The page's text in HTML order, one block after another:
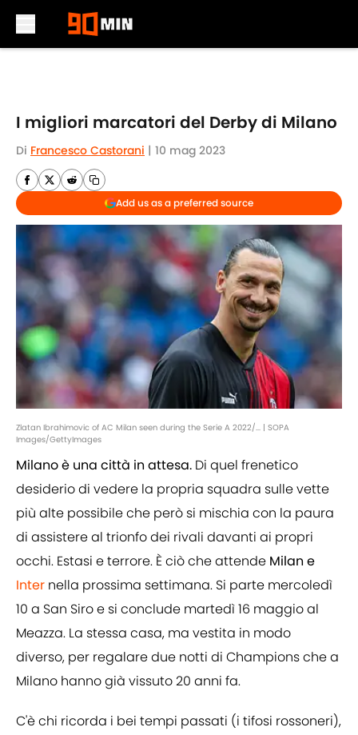
I migliori marcatori del Derby di Milano
Di Francesco Castorani | 10 mag 2023
Add us as a preferred source
Zlatan Ibrahimovic of AC Milan seen during the Serie A 2022/... | SOPA
Images/GettyImages
Milano è una città in attesa. Di quel frenetico
desiderio di vedere la propria squadra sulle vette
più alte possibile che però si mischia con la paura
di assistere al trionfo dei rivali davanti ai propri
occhi. Estasi e terrore. È ciò che attende Milan e
Inter nella prossima settimana. Si parte mercoledì
10 a San Siro e si conclude martedì 16 maggio al
Meazza. La stessa casa, ma vestita in modo
diverso, per regalare due notti di Champions che a
Milano hanno già vissuto 20 anni fa.
C'è chi ricorda i bei tempi passati (i tifosi rossoneri),